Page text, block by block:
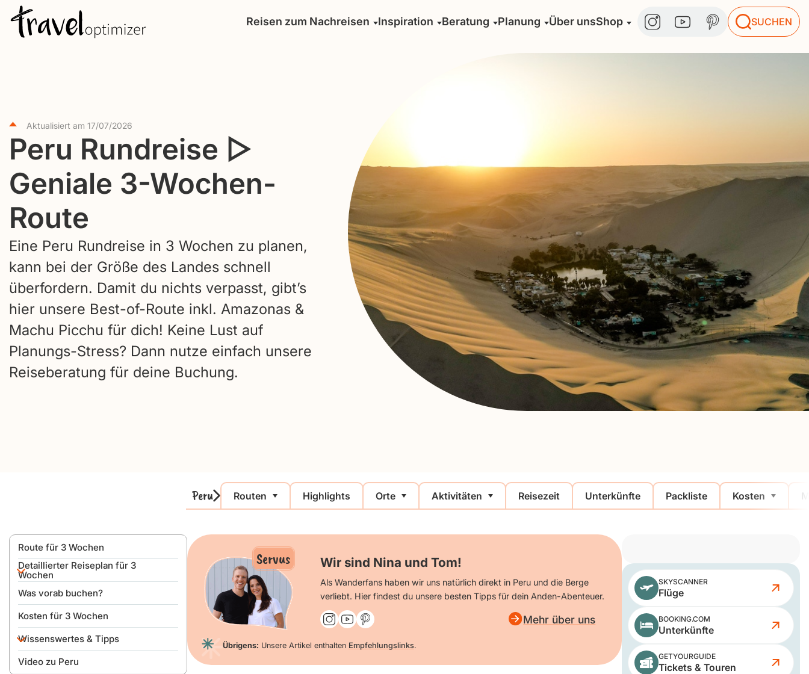
Reisen zum Nachreisen Inspiration Beratung Planung Über unsShop SUCHEN
Aktualisiert am 17/07/2026
Peru Rundreise ▷
Geniale 3-Wochen-
Route
Eine Peru Rundreise in 3 Wochen zu planen,
kann bei der Größe des Landes schnell
überfordern. Damit du nichts verpasst, gibt’s
hier unsere Best-of-Route inkl. Amazonas &
Machu Picchu für dich! Keine Lust auf
Planungs-Stress? Dann nutze einfach unsere
Reiseberatung für deine Buchung.
Peru Routen Highlights Orte Aktivitäten Reisezeit Unterkünfte Packliste Kosten
Route für 3 Wochen
Detaillierter Reiseplan für 3
Wochen
Tag 0
Tag 1
Tag 2
Tag 3
Was vorab buchen?
Kosten für 3 Wochen
Wissenswertes & Tipps
An- & Einreise
Video zu Peru
Servus Wir sind Nina und Tom!
Als Wanderfans haben wir uns natürlich direkt in Peru und die Berge
verliebt. Hier findest du unsere besten Tipps für dein Anden-Abenteuer.
Mehr über uns
Übrigens: Unsere Artikel enthalten Empfehlungslinks.
SKYSCANNER
Flüge
BOOKING.COM
Unterkünfte
GETYOURGUIDE
Tickets & Touren